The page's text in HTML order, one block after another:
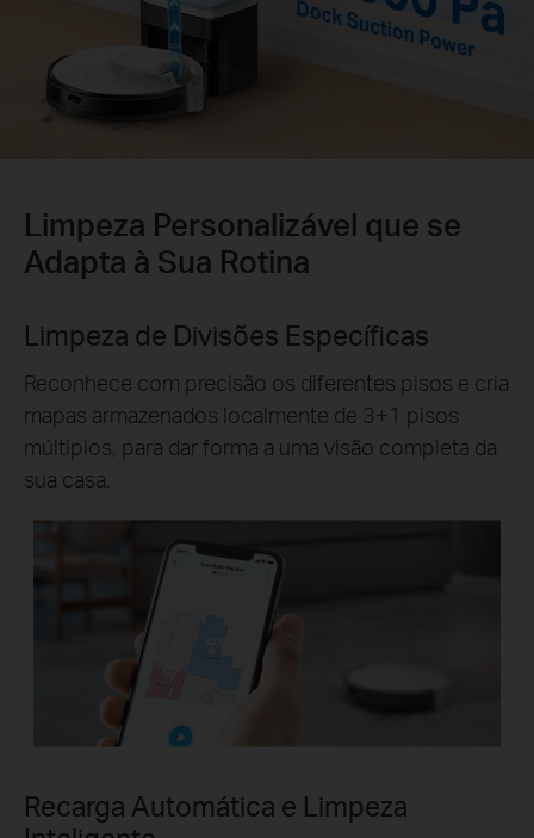
Limpeza Personalizável que se
Adapta à Sua Rotina
Limpeza de Divisões Específicas
Reconhece com precisão os diferentes pisos e cria
mapas armazenados localmente de 3+1 pisos
múltiplos, para dar forma a uma visão completa da
sua casa.
Recarga Automática e Limpeza